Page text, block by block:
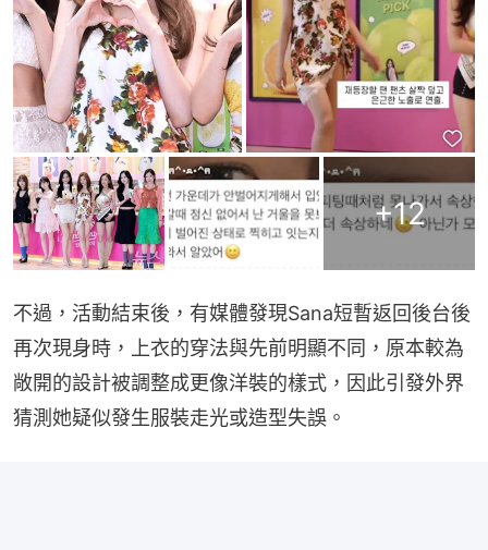
+12
不過，活動結束後，有媒體發現Sana短暫返回後台後
再次現身時，上衣的穿法與先前明顯不同，原本較為
敞開的設計被調整成更像洋裝的樣式，因此引發外界
猜測她疑似發生服裝走光或造型失誤。